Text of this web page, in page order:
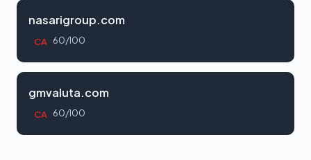
nasarigroup.com
CA 60/100
gmvaluta.com
CA 60/100